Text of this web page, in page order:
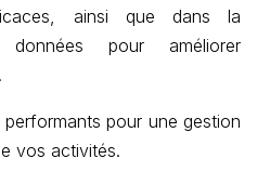
ainsi que dans la
pour améliorer
pour une gestion
vos activités.